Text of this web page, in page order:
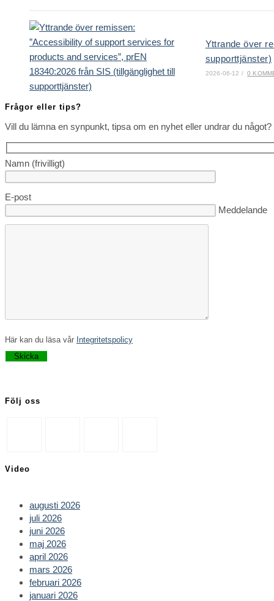
Yttrande över
supporttjänster)
2026-06-12 / 0
Frågor eller tips?
Vill du lämna en synpunkt, tipsa om en nyhet eller undrar du
Namn (frivilligt)
E-post
Lämna detta
Meddelande
Här kan du läsa vår Integritetspolicy
Lämna detta fält tomt.
Följ oss
in
tab
Video
augusti 2026
juli 2026
juni 2026
maj 2026
april 2026
mars 2026
februari 2026
januari 2026